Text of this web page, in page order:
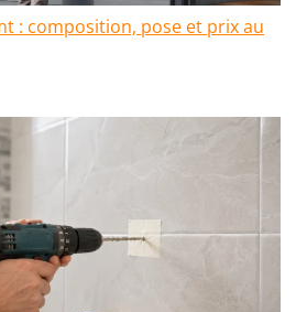
: composition, pose et prix au